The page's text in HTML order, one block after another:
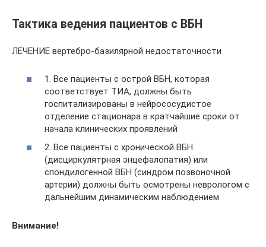
Тактика ведения пациентов с ВБН
ЛЕЧЕНИЕ вертебро-базилярной недостаточности
1. Все пациенты с острой ВБН, которая
соответствует ТИА, должны быть
госпитализированы в нейрососудистое
отделение стационара в кратчайшие сроки от
начала клинических проявлений
2. Все пациенты с хронической ВБН
(дисциркулятрная энцефалопатия) или
спондилогенной ВБН (синдром позвоночной
артерии) должны быть осмотрены неврологом с
дальнейшим динамическим наблюдением
Внимание!